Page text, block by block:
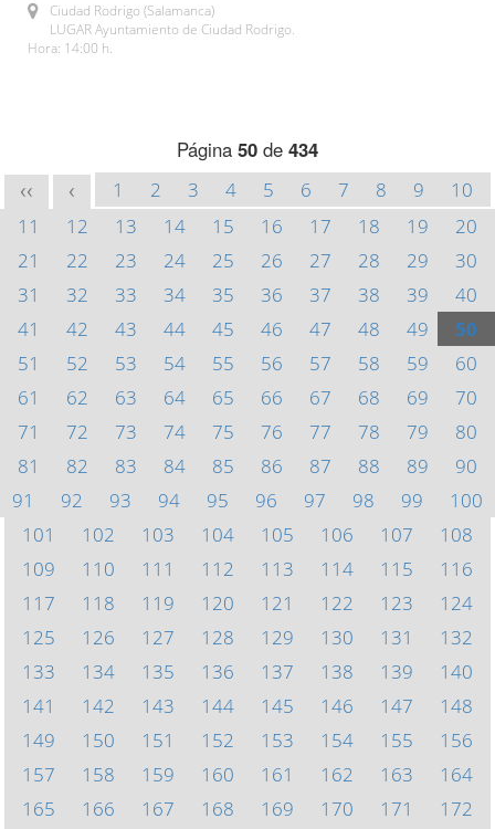
Ciudad Rodrigo (Salamanca)
LUGAR Ayuntamiento de Ciudad Rodrigo.
Hora: 14:00 h.
Página 50 de 434
<< < 1 2 3 4 5 6 7 8 9
10
11
12 13 14 15 16 17 18 19
20
21
22 23 24 25 26 27 28 29
30
31
32 33 34 35 36 37 38 39
40
41
42 43 44 45 46 47 48 49
50
51
52 53 54 55 56 57 58 59
60
61
62 63 64 65 66 67 68 69
70
71
72 73 74 75 76 77 78 79
80
81
82 83 84 85 86 87 88 89
90
91
92 93 94 95 96 97 98 99
100
101
102 103 104 105 106 107
108
109
110 111 112 113 114 115
116
117
118 119 120 121 122 123
124
125
126 127 128 129 130 131
132
133
134 135 136 137 138 139
140
141
142 143 144 145 146 147
148
149
150 151 152 153 154 155
156
157
158 159 160 161 162 163
164
165
166 167 168 169 170 171
172